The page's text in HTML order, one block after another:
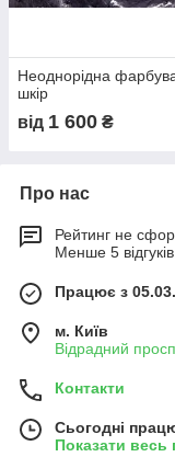
Неоднорідна
шкір
від 1 600 ₴
Про нас
Рейтинг не
Менше 5
Працює з
м. Київ
Відрадний
Контакти
Сьогодні
Показати весь